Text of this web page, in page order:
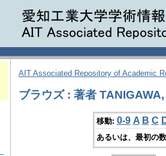
AIT Associated Repository of Academic
ブラウズ : 著者
移動: 0-9 A B C
あるいは、最初の